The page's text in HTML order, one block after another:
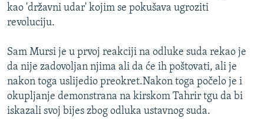
kao 'državni udar' kojim se pokušava ugroziti
revoluciju.
Sam Mursi je u prvoj reakciji na odluke suda rekao je
da nije zadovoljan njima ali da će ih poštovati, ali je
nakon toga uslijedio preokret.Nakon toga počelo je i
okupljanje demonstrana na kirskom Tahrir tgu da bi
iskazali svoj bijes zbog odluka ustavnog suda.